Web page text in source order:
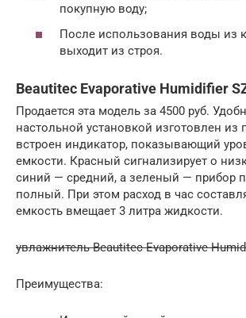
покупную воду;
После использования воды из
выходит из строя.
Beautitec Evaporative Humidifier
Продается эта модель за 4500 руб.
настольной установкой изготовлен из
встроен индикатор, показывающий
емкости. Красный сигнализирует о
синий — средний, а зеленый — прибор
полный. При этом расход в час
емкость вмещает 3 литра жидкости.
увлажнитель Beautitec Evaporative
Преимущества: